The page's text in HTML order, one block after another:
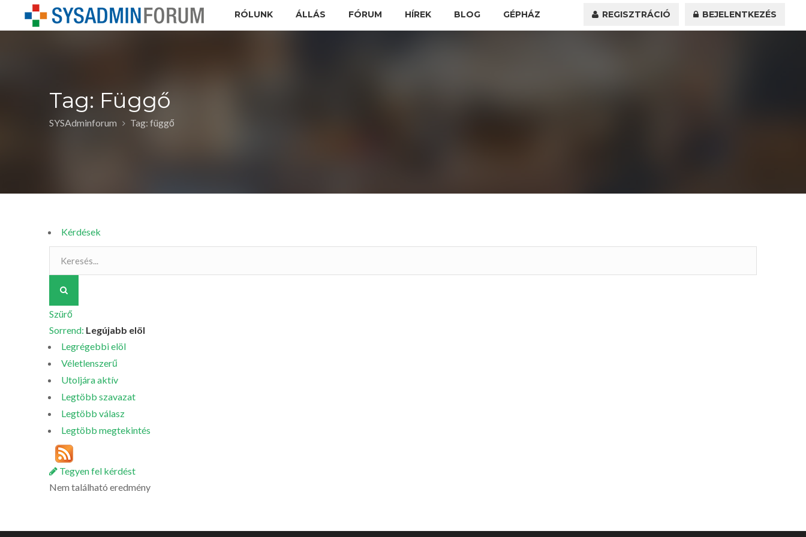
RÓLUNK ÁLLÁS FÓRUM HÍREK BLOG GÉPHÁZ REGISZTRÁCIÓ BEJELENTKEZÉS
Tag: Függő
SYSAdminforum Tag: függő
Kérdések
Szürő
Sorrend: Legújabb elöl
Legrégebbi elöl
Véletlenszerű
Utoljára aktív
Legtöbb szavazat
Legtöbb válasz
Legtöbb megtekintés
Tegyen fel kérdést
Nem található eredmény